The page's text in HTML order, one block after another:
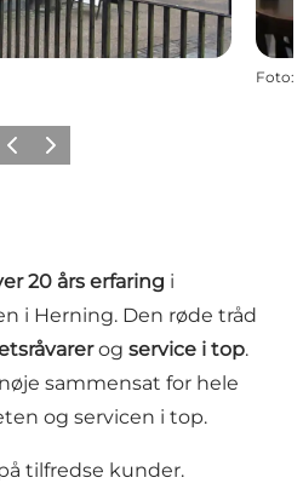
Foto:
Forrige billede
Næste billede
20 års erfaring i
i Herning. Den røde tråd
og service i top.
sammensat for hele
og servicen i top.
tilfredse kunder.